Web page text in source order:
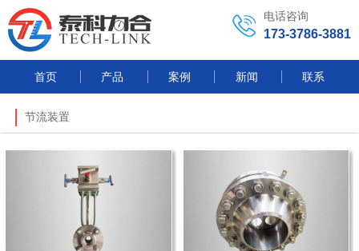
电话咨询
173-3786-3881
首页 产品 案例 新闻 联系
节流装置